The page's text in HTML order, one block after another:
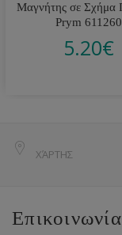
Μαγνήτης σε Σχήμα
Prym 611260
5.20€
ΧΆΡΤΗΣ
Επικοινωνία